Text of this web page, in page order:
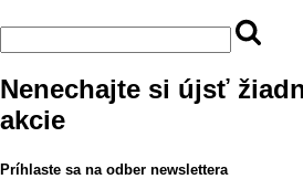
Nenechajte si újsť
akcie
Príhlaste sa na odber newslettera